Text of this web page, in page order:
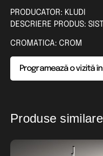
PRODUCATOR: KLUDI
DESCRIERE PRODUS:
CROMATICA: CROM
Programează o vizită
Produse similare